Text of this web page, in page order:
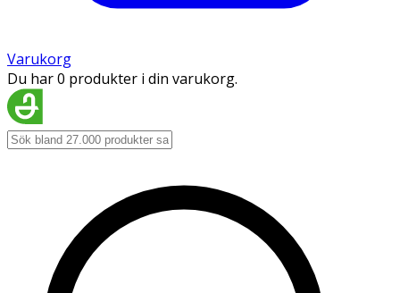
Varukorg
Du har 0 produkter i din varukorg.